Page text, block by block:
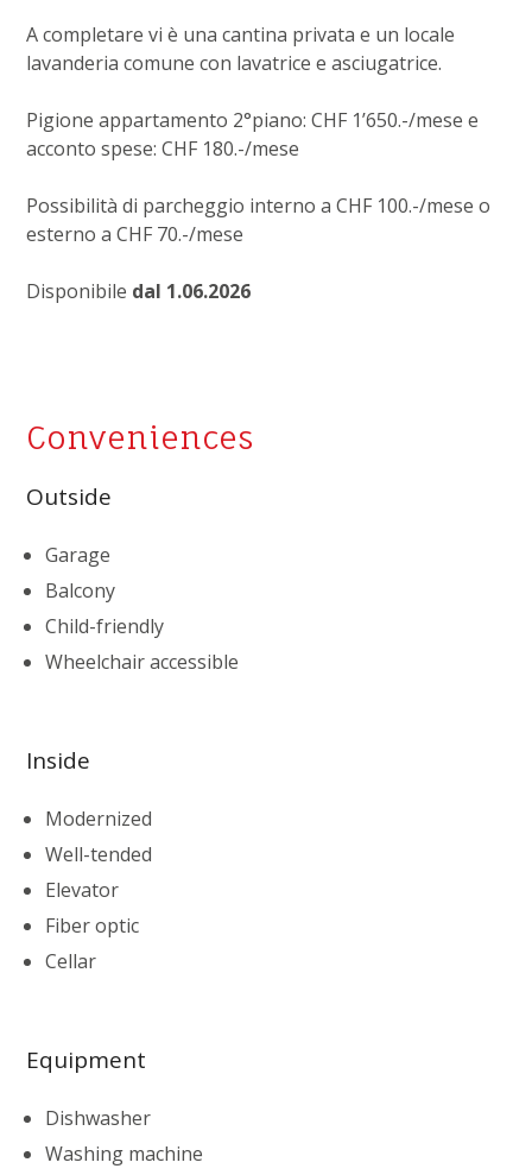
A completare vi è una cantina privata e un locale
lavanderia comune con lavatrice e asciugatrice.
Pigione appartamento 2°piano: CHF 1’650.-/mese e
acconto spese: CHF 180.-/mese
Possibilità di parcheggio interno a CHF 100.-/mese o
esterno a CHF 70.-/mese
Disponibile dal 1.06.2026
Conveniences
Outside
Garage
Balcony
Child-friendly
Wheelchair accessible
Inside
Modernized
Well-tended
Elevator
Fiber optic
Cellar
Equipment
Dishwasher
Washing machine